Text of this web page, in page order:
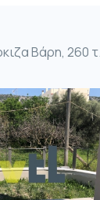
Βάρη, 260